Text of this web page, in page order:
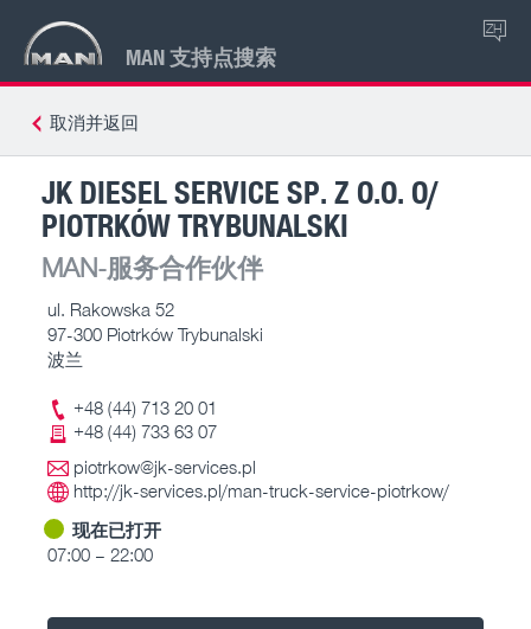
MAN 支持点搜索
ZH
取消并返回
JK DIESEL SERVICE SP. Z O.O. O/
PIOTRKÓW TRYBUNALSKI
MAN-服务合作伙伴
ul. Rakowska 52
97-300 Piotrków Trybunalski
波兰
+48 (44) 713 20 01
+48 (44) 733 63 07
piotrkow@jk-services.pl
http://jk-services.pl/man-truck-service-piotrkow/
现在已打开
07:00 – 22:00